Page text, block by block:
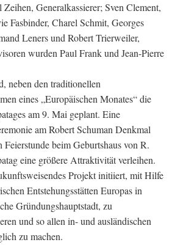
Zeihen, Generalkassierer; Sven Clement,
Fasbinder, Charel Schmit, Georges
Leners und Robert Trierweiler,
wurden Paul Frank und Jean-Pierre
neben den traditionellen
eines „Europäischen Monates“ die
am 9. Mai geplant. Eine
am Robert Schuman Denkmal
Feierstunde beim Geburtshaus von R.
eine größere Attraktivität verleihen.
Projekt initiiert, mit Hilfe
Entstehungsstätten Europas in
Gründungshauptstadt, zu
und so allen in- und ausländischen
zu machen.